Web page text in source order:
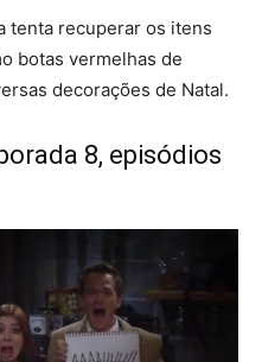
tenta recuperar os itens
botas vermelhas de
decorações de Natal.
8, episódios